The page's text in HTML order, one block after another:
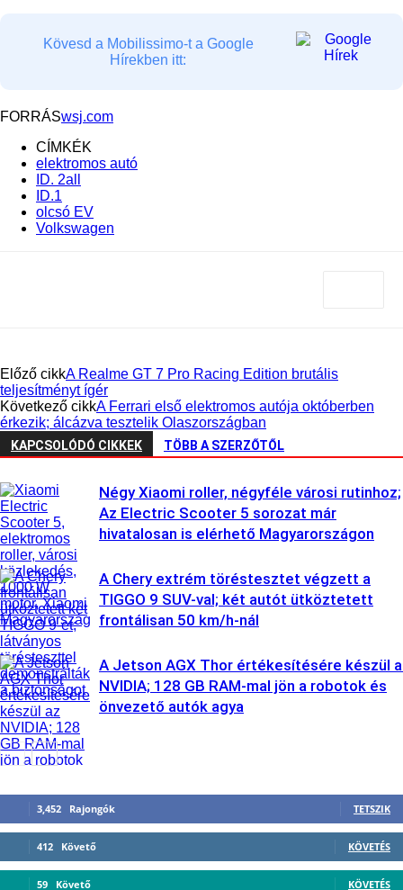
Kövesd a Mobilissimo-t a Google
Hírekben itt:
FORRÁSwsj.com
CÍMKÉK
elektromos autó
ID. 2all
ID.1
olcsó EV
Volkswagen
Előző cikkA Realme GT 7 Pro Racing Edition brutális
teljesítményt ígér
Következő cikkA Ferrari első elektromos autója októberben
érkezik; álcázva tesztelik Olaszországban
KAPCSOLÓDÓ CIKKEK TÖBB A SZERZŐTŐL
Négy Xiaomi roller, négyféle városi rutinhoz;
Az Electric Scooter 5 sorozat már
hivatalosan is elérhető Magyarországon
A Chery extrém töréstesztet végzett a
TIGGO 9 SUV-val; két autót ütköztetett
frontálisan 50 km/h-nál
A Jetson AGX Thor értékesítésére készül
NVIDIA; 128 GB RAM-mal jön a robotok és
önvezető autók agya
3,452 Rajongók TETSZIK
412 Követő KÖVETÉS
59 Követő KÖVETÉS